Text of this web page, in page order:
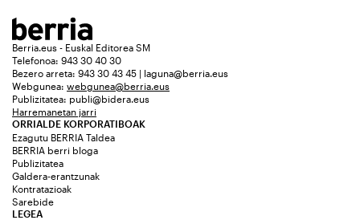
Berria.eus - Euskal Editorea SM
Telefonoa: 943 30 40 30
Bezero arreta: 943 30 43 45 | laguna@berria.eus
Webgunea: webgunea@berria.eus
Publizitatea: publi@bidera.eus
Harremanetan jarri
ORRIALDE KORPORATIBOAK
Ezagutu BERRIA Taldea
BERRIA berri bloga
Publizitatea
Galdera-erantzunak
Kontratazioak
Sarebide
LEGEA